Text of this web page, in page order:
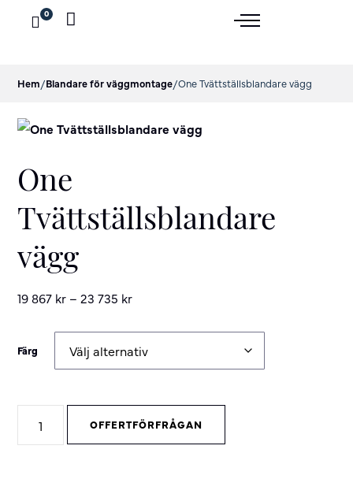
0
Hem/Blandare för väggmontage/One Tvättställsblandare vägg
One
Tvättställsblandare
vägg
19 867 kr –23 735 kr
Färg
Tvättställsblandare
OFFERTFÖRFRÅGAN